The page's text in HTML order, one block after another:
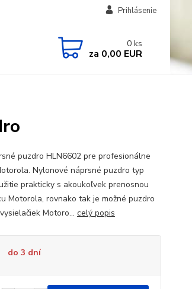
Prihlásenie
0 ks
za 0,00 EUR
puzdro HLN6602 pre profesionálne
Nylonové náprsné puzdro typ
prakticky s akoukoľvek prenosnou
Motorola, rovnako tak je možné puzdro
Motoro... celý popis
do 3 dní